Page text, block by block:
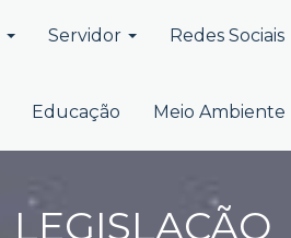
Servidor Redes Sociais
Educação Meio Ambiente
LEGISLAÇÃO